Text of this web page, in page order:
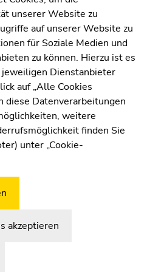
unserer Website zu
auf unserer Website zu
für Soziale Medien und
zu können. Hierzu ist es
Dienstanbieter
auf „Alle Cookies
diese Datenverarbeitungen
weitere
finden Sie
unter „Cookie-
akzeptieren